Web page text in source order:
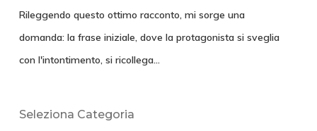
Rileggendo questo ottimo racconto, mi sorge una
domanda: la frase iniziale, dove la protagonista si sveglia
con l'intontimento, si ricollega…
Seleziona Categoria